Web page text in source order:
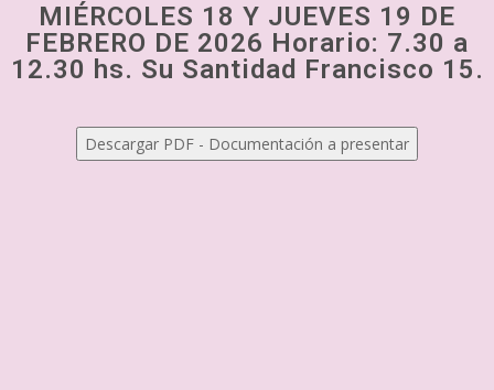
MIÉRCOLES 18 Y JUEVES 19 DE
FEBRERO DE 2026 Horario: 7.30 a
12.30 hs. Su Santidad Francisco 15.
Descargar PDF - Documentación a presentar